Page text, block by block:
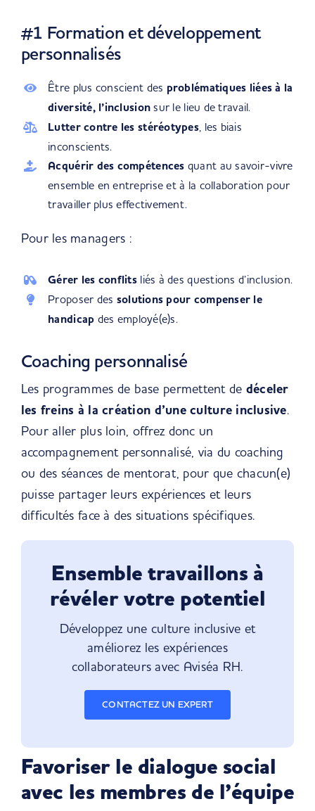
#1 Formation et développement
personnalisés
Être plus conscient des problématiques liées à la
diversité, l’inclusion sur le lieu de travail.
Lutter contre les stéréotypes, les biais
inconscients.
Acquérir des compétences quant au savoir-vivre
ensemble en entreprise et à la collaboration pour
travailler plus effectivement.
Pour les managers :
Gérer les conflits liés à des questions d’inclusion.
Proposer des solutions pour compenser le
handicap des employé(e)s.
Coaching personnalisé
Les programmes de base permettent de déceler
les freins à la création d’une culture inclusive.
Pour aller plus loin, offrez donc un
accompagnement personnalisé, via du coaching
ou des séances de mentorat, pour que chacun(e)
puisse partager leurs expériences et leurs
difficultés face à des situations spécifiques.
Ensemble travaillons à
révéler votre potentiel
Développez une culture inclusive et
améliorez les expériences
collaborateurs avec Aviséa RH.
CONTACTEZ UN EXPERT
Favoriser le dialogue social
avec les membres de l’équipe